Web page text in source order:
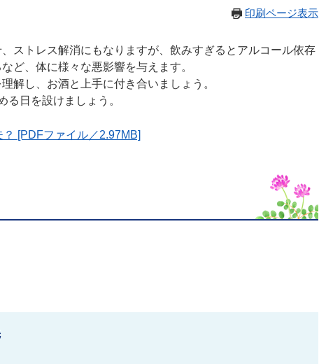
印刷ページ表示
ストレス解消にもなりますが、飲みすぎるとアルコール依存
ど、体に様々な悪影響を与えます。
解し、お酒と上手に付き合いましょう。
日を設けましょう。
[PDFファイル／2.97MB]